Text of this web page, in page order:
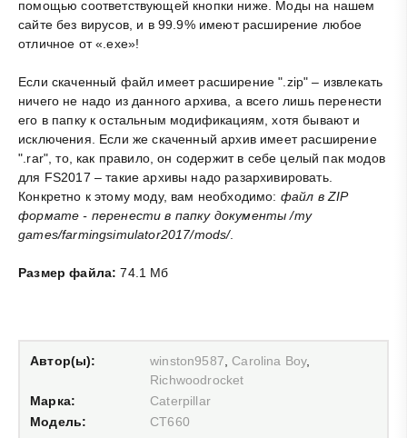
помощью соответствующей кнопки ниже. Моды на нашем
сайте без вирусов, и в 99.9% имеют расширение любое
отличное от «.exe»!
Если скаченный файл имеет расширение ".zip" – извлекать
ничего не надо из данного архива, а всего лишь перенести
его в папку к остальным модификациям, хотя бывают и
исключения. Если же скаченный архив имеет расширение
".rar", то, как правило, он содержит в себе целый пак модов
для FS2017 – такие архивы надо разархивировать.
Конкретно к этому моду, вам необходимо: файл в ZIP
формате - перенести в папку документы /my
games/farmingsimulator2017/mods/.
Размер файла: 74.1 Мб
Автор(ы): winston9587 ,Carolina Boy,
Richwoodrocket
Марка:
Caterpillar
Модель:
CT660